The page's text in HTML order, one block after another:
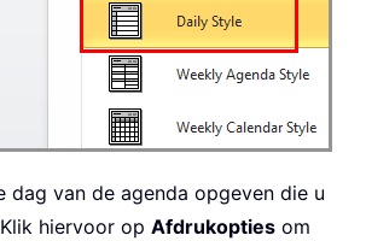
dag van de agenda opgeven die u
hiervoor op Afdrukopties om